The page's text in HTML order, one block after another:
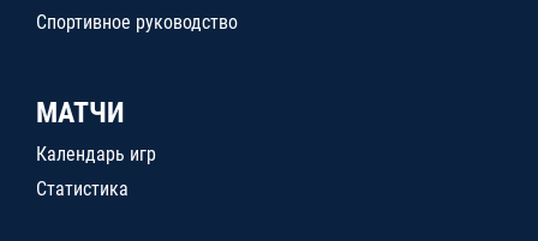
Спортивное руководство
МАТЧИ
Календарь игр
Статистика